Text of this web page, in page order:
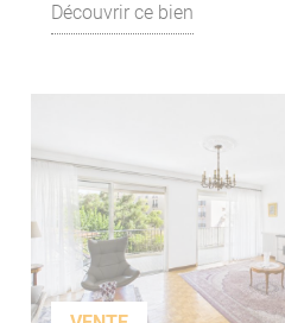
Découvrir ce bien